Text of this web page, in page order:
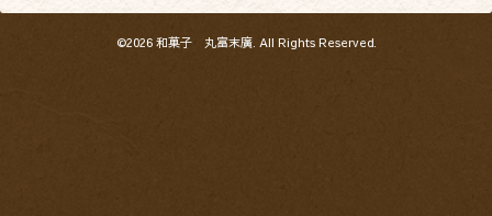
©2026 和菓子 丸富末廣. All Rights Reserved.